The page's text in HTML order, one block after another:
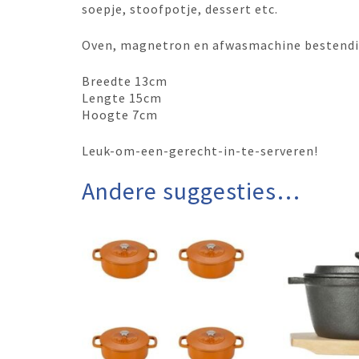
soepje, stoofpotje, dessert etc.
Oven, magnetron en afwasmachine
Breedte 13cm
Lengte 15cm
Hoogte 7cm
Leuk-om-een-gerecht-in-te-serveren!
Andere suggesties…